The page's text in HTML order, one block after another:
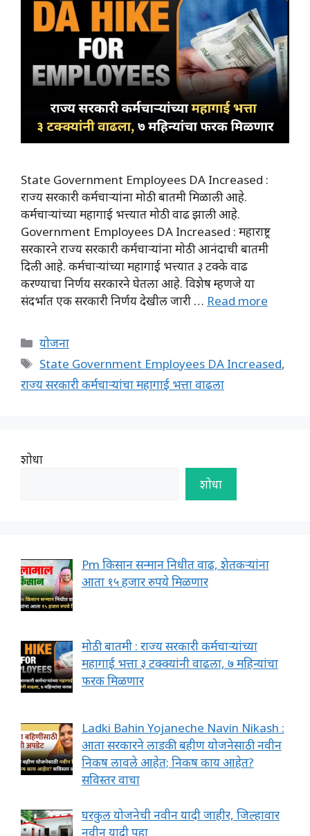
State Government Employees DA Increased :
राज्य सरकारी कर्मचाऱ्यांना मोठी बातमी मिळाली आहे.
कर्मचाऱ्यांच्या महागाई भत्त्यात मोठी वाढ झाली आहे.
Government Employees DA Increased : महाराष्ट्र
सरकारने राज्य सरकारी कर्मचाऱ्यांना मोठी आनंदाची बातमी
दिली आहे. कर्मचाऱ्यांच्या महागाई भत्त्यात ३ टक्के वाढ
करण्याचा निर्णय सरकारने घेतला आहे. विशेष म्हणजे या
संदर्भात एक सरकारी निर्णय देखील जारी … Read more
Categories
योजना
Tags
State Government Employees DA Increased,
राज्य सरकारी कर्मचाऱ्यांचा महागाई भत्ता वाढला
शोधा
शोधा
Pm किसान सन्मान निधीत वाढ, शेतकऱ्यांना
आता १५ हजार रुपये मिळणार
मोठी बातमी : राज्य सरकारी कर्मचाऱ्यांच्या
महागाई भत्ता ३ टक्क्यांनी वाढला, ७ महिन्यांचा
फरक मिळणार
Ladki Bahin Yojaneche Navin Nikash :
आता सरकारने लाडकी बहीण योजनेसाठी नवीन
निकष लावले आहेत; निकष काय आहेत?
सविस्तर वाचा
घरकुल योजनेची नवीन यादी जाहीर, जिल्हावार
नवीन यादी पहा